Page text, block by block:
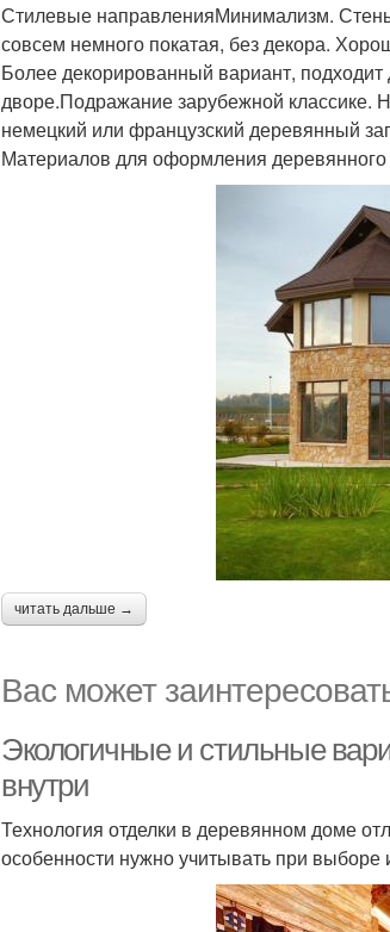
Стилевые направленияМинимализм.
совсем немного покатая, без декора.
Более декорированный вариант,
дворе.Подражание зарубежной классике.
немецкий или французский деревянный
Материалов для оформления
читать дальше →
Вас может
Экологичные и стильные
внутри
Технология отделки в деревянном доме
особенности нужно учитывать при